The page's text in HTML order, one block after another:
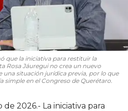
que la iniciativa para restituir la
Rosa Jáuregui no crea un nuevo
una situación jurídica previa, por lo que
simple en el Congreso de Querétaro.
2026.- La iniciativa para